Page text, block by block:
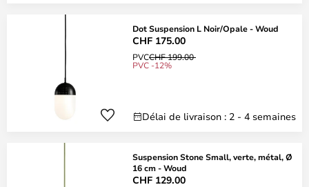
Dot Suspension L Noir/Opale - Woud
CHF 175.00
PVCCHF 199.00
PVC -12%
Délai de livraison : 2 - 4 semaines
Suspension Stone Small, verte, métal, Ø
16 cm - Woud
CHF 129.00